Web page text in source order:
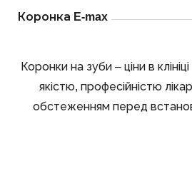
Коронка E-max
Коронки на зуби – ціни в
якістю, професійністю
обстеженням перед